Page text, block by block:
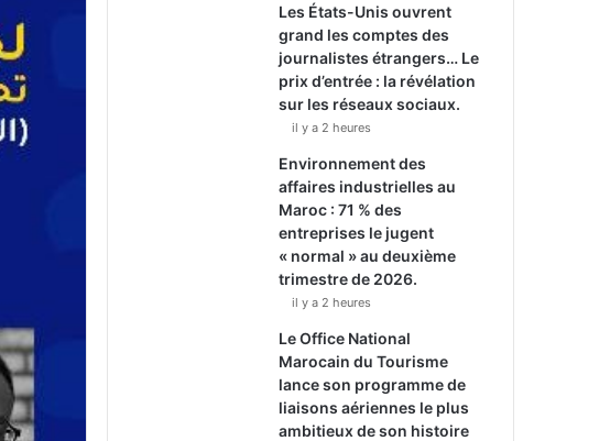
Les États-Unis ouvrent
grand les comptes des
journalistes étrangers… Le
prix d’entrée : la révélation
sur les réseaux sociaux.
il y a 2 heures
Environnement des
affaires industrielles au
Maroc : 71 % des
entreprises le jugent
« normal » au deuxième
trimestre de 2026.
il y a 2 heures
Le Office National
Marocain du Tourisme
lance son programme de
liaisons aériennes le plus
ambitieux de son histoire